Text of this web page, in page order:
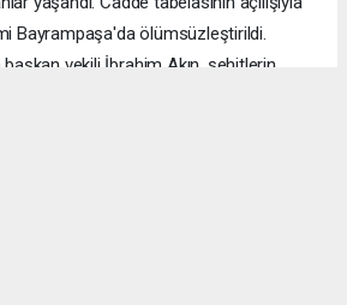
Bayrampaşa'da ölümsüzleştirildi.
vekili İbrahim Akın, şehitlerin